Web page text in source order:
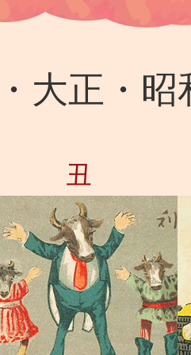
大正・昭
丑